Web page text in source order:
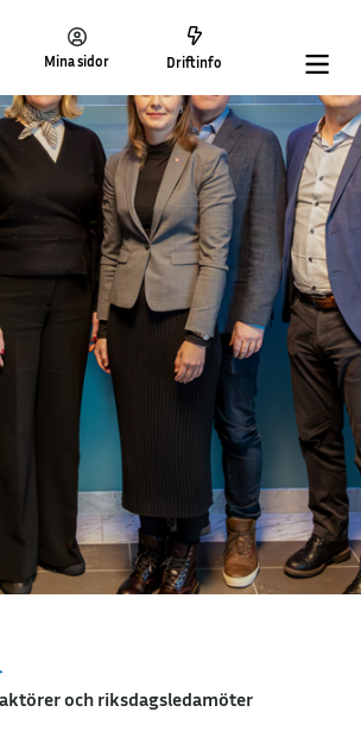
Mina sidor Driftinfo
och riksdagsledamöter